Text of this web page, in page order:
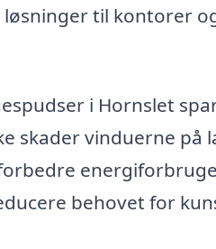
løsninger til kontorer
i Hornslet
skader vinduerne på
behovet for